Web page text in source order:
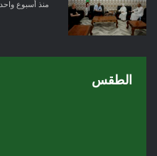
منذ أسبوع واحد
الطقس